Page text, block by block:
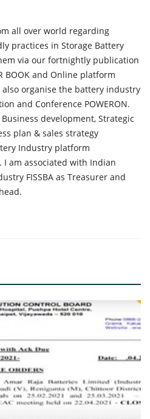
all over world regarding
practices in Storage Battery
via our fortnightly publication
BOOK and Online platform
organise the battery industry
and Conference POWERON.
development, Strategic
plan & sales strategy
Industry platform
am associated with Indian
FISSBA as Treasurer and